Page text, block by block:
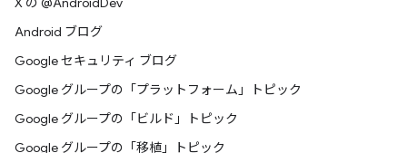
Android ブログ
Google セキュリティ ブログ
Google グループの「プラットフォーム」トピック
Google グループの「ビルド」トピック
Google グループの「移植」トピック